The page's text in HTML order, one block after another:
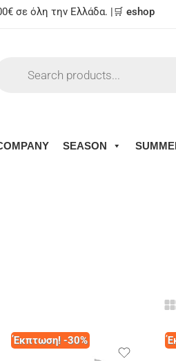
σε όλη την Ελλάδα. |🛒 eshop
SEASON
Έκπτωση! -30%